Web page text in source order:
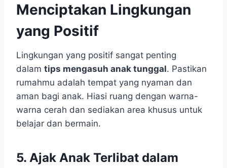
Menciptakan Lingkungan
yang Positif
Lingkungan yang positif sangat penting
dalam tips mengasuh anak tunggal. Pastikan
rumahmu adalah tempat yang nyaman dan
aman bagi anak. Hiasi ruang dengan warna-
warna cerah dan sediakan area khusus untuk
belajar dan bermain.
5. Ajak Anak Terlibat dalam